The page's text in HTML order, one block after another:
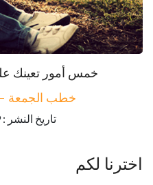
142-خمس أمور تعينك
خطب الجمعة - 2019-06-
تاريخ النشر : 2019-09-04
اخترنا لكم